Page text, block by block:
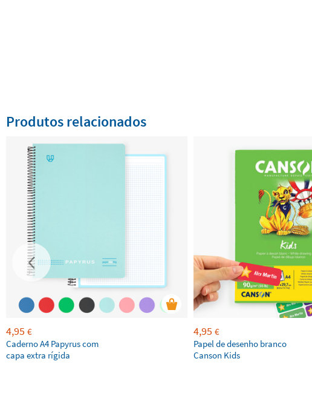
Produtos relacionados
4,95 €
Caderno A4 Papyrus com
capa extra rígida
4,95 €
Papel de desenho branco
Canson Kids